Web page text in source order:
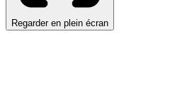
Regarder en plein écran